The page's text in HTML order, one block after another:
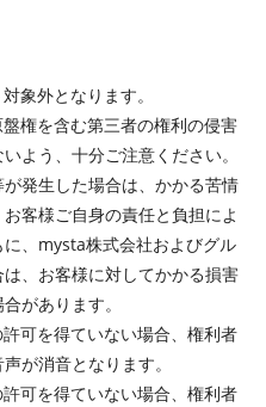
象外となります。
権を含む第三者の権利の侵害
よう、十分ご注意ください。
発生した場合は、かかる苦情
客様ご自身の責任と負担によ
、mysta株式会社およびグル
、お客様に対してかかる損害
があります。
可を得ていない場合、権利者
が消音となります。
可を得ていない場合、権利者